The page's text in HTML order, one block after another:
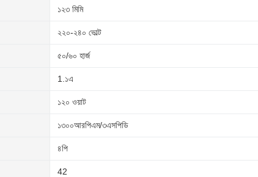
১২৩ মিমি
২২০-২৪০ ভোল্ট
৫০/৬০ হার্জ
1.১এ
১২০ ওয়াট
১৩০০আরপিএম/৩এসপিডি
৪পি
42